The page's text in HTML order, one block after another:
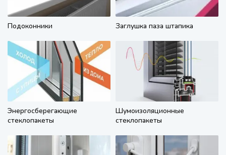
Подоконники Заглушка паза штапика
Энергосберегающие
стеклопакеты
Шумоизоляционные
стеклопакеты